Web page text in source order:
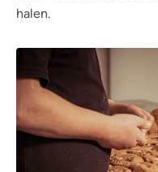
halen.